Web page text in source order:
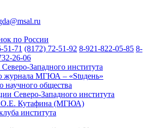
по России
51-71 (8172) 72-51-92 8-921-822-05-85 8-
26-06
Западного института
журнала МГЮА – «Stuдень»
научного общества
Северо-Западного института
О.Е. Кутафина (МГЮА)
института